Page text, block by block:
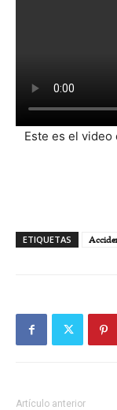
Este es el
ETIQUETAS
Artículo anterior